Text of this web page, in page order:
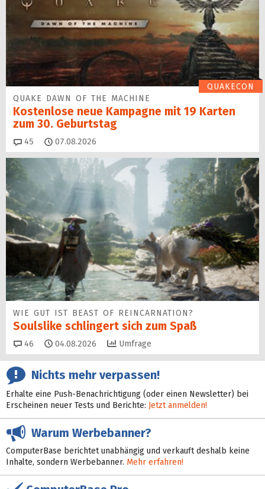
QUAKECON
QUAKE DAWN OF THE MACHINE
Kostenlose neue Kampagne mit 19 Karten
zum 30. Geburtstag
45 Kommentare
07.08.2026
WIE GUT IST BEAST OF REINCARNATION?
Soulslike schlingert sich zum Spaß
46 Kommentare
04.08.2026 Umfrage
Nichts mehr verpassen!
Erhalte eine Push-Benachrichtigung (oder einen Newsletter) bei
Erscheinen neuer Tests und Berichte: Jetzt anmelden!
Warum Werbebanner?
ComputerBase berichtet unabhängig und verkauft deshalb keine
Inhalte, sondern Werbebanner. Mehr erfahren!